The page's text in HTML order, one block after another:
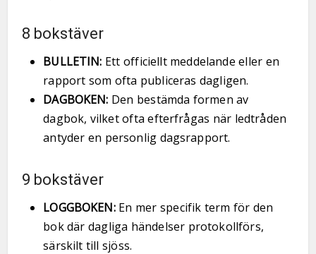
8 bokstäver
BULLETIN: Ett officiellt meddelande eller en
rapport som ofta publiceras dagligen.
DAGBOKEN: Den bestämda formen av
dagbok, vilket ofta efterfrågas när ledtråden
antyder en personlig dagsrapport.
9 bokstäver
LOGGBOKEN:En mer specifik term för den
bok där dagliga händelser protokollförs,
särskilt till sjöss.